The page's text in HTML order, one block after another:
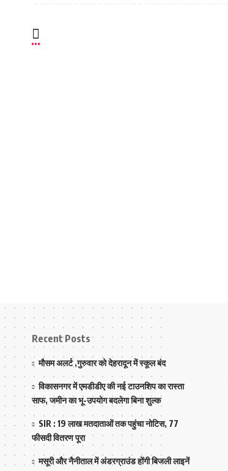
Recent Posts
मौसम अलर्ट ,गुरुवार को देहरादून में स्कूल बंद
विकासनगर में एमडीडीए की नई टाउनशिप का रास्ता
साफ, जमीन का भू-उपयोग बदलेगा बिना शुल्क
SIR : 19 लाख मतदाताओं तक पहुंचा नोटिस, 77
फीसदी वितरण पूरा
मसूरी और नैनीताल में अंडरग्राउंड होंगी बिजली लाइनें